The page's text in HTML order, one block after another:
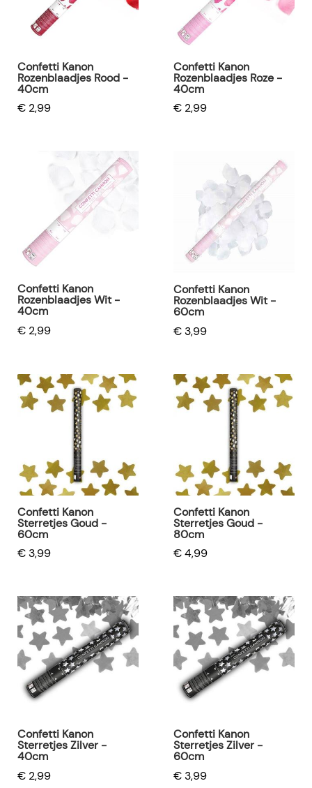
Confetti Kanon
Rozenblaadjes Rood -
40cm
€ 2,99
Confetti Kanon
Rozenblaadjes Roze -
40cm
€ 2,99
Confetti Kanon
Rozenblaadjes Wit -
40cm
€ 2,99
Confetti Kanon
Rozenblaadjes Wit -
60cm
€ 3,99
Confetti Kanon
Sterretjes Goud -
60cm
€ 3,99
Confetti Kanon
Sterretjes Goud -
80cm
€ 4,99
Confetti Kanon
Sterretjes Zilver -
40cm
€ 2,99
Confetti Kanon
Sterretjes Zilver -
60cm
€ 3,99